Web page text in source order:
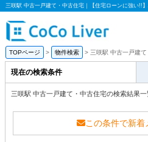
TOPページ 物件検索 三咲駅 中古一戸建
現在の検索条件
三咲駅 中古一戸建て・中古住宅の検索結果一
この条件で新着